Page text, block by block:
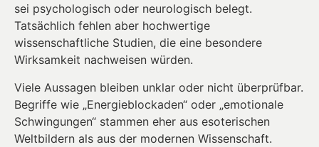
sei psychologisch oder neurologisch belegt.
Tatsächlich fehlen aber hochwertige
wissenschaftliche Studien, die eine besondere
Wirksamkeit nachweisen würden.
Viele Aussagen bleiben unklar oder nicht überprüfbar.
Begriffe wie „Energieblockaden“ oder „emotionale
Schwingungen“ stammen eher aus esoterischen
Weltbildern als aus der modernen Wissenschaft.